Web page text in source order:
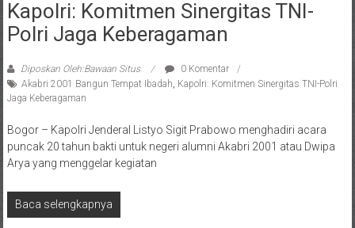
Kapolri: Komitmen Sinergitas TNI-
Polri Jaga Keberagaman
Diposkan Oleh:Bawaan Situs
0 Komentar
Akabri 2001 Bangun Tempat Ibadah, Kapolri: Komitmen Sinergitas TNI-Polri
Jaga Keberagaman
Bogor – Kapolri Jenderal Listyo Sigit Prabowo menghadiri acara
puncak 20 tahun bakti untuk negeri alumni Akabri 2001 atau Dwipa
Arya yang menggelar kegiatan
Baca selengkapnya